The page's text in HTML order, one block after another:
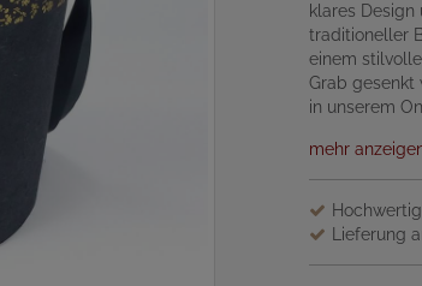
klares
traditioneller
einem
Grab gesenkt
in unserem
mehr
Lieferung